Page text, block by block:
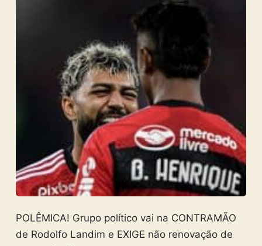
POLÊMICA! Grupo político vai na CONTRAMÃO
de Rodolfo Landim e EXIGE não renovação de